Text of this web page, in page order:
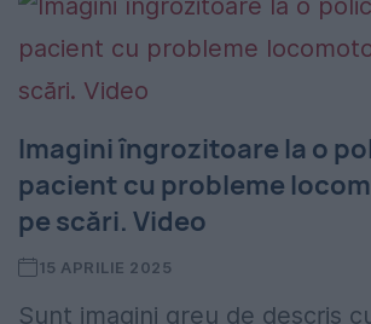
Imagini îngrozitoare la o
pacient cu probleme
pe scări. Video
15 APRILIE 2025
Sunt imagini greu de descris